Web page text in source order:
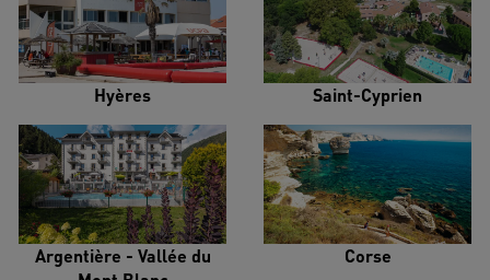
Hyères Saint-Cyprien
Argentière - Vallée du
Corse